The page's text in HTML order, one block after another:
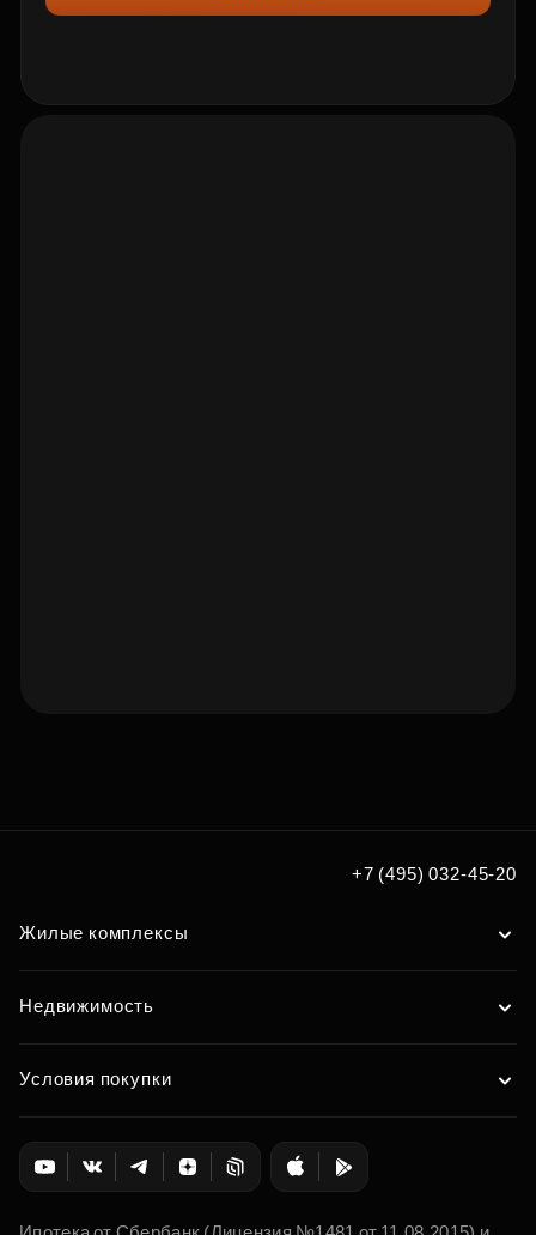
+7 (495) 032-45-20
Жилые комплексы
Недвижимость
Условия покупки